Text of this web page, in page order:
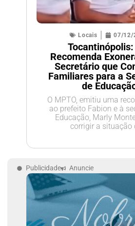
Locais 07/12/
Recomenda
Secretário que
Familiares para a
de
O MPTO, emitiu uma
ao prefeito Fabion e à
Educação, Marly
corrigir a situação
Publicidade Anuncie